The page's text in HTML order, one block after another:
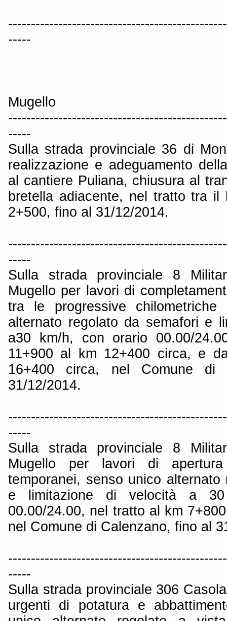
-----
Mugello
-----
Sulla strada provinciale 36 di
realizzazione e adeguamento
al cantiere Puliana, chiusura al
bretella adiacente, nel tratto tra
2+500, fino al 31/12/2014.
-----
Sulla strada provinciale 8
Mugello per lavori di
tra le progressive
alternato regolato da semafori e
a30 km/h, con orario 00.00/
11+900 al km 12+400 circa, e
16+400 circa, nel Comune di
31/12/2014.
-----
Sulla strada provinciale 8
Mugello per lavori di
temporanei, senso unico
e limitazione di velocità a
00.00/24.00, nel tratto al km
nel Comune di Calenzano, fino al
-----
Sulla strada provinciale 306
urgenti di potatura e